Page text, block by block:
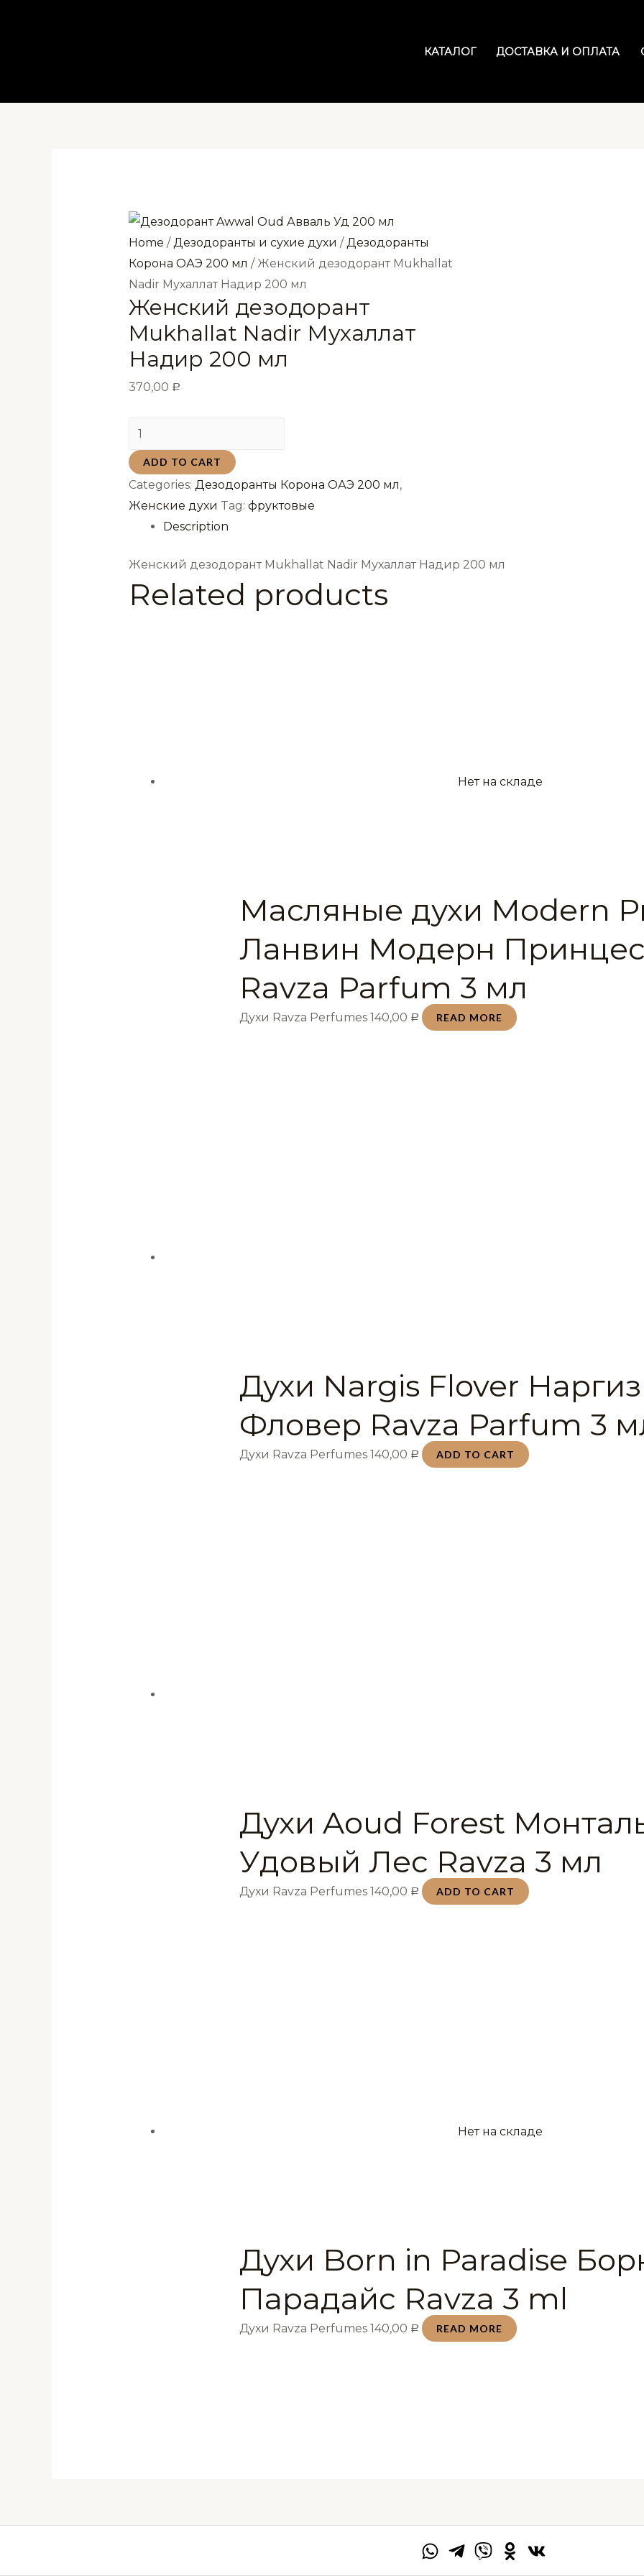
КАТАЛОГ ДОСТАВКА И ОПЛАТА
Home / Дезодоранты и сухие духи / Дезодоранты
Корона ОАЭ 200 мл / Женский дезодорант Mukhallat
Nadir Мухаллат Надир 200 мл
Женский дезодорант
Mukhallat Nadir Мухаллат
Надир 200 мл
370,00 Р
Женский
дезодорант
Mukhallat
Nadir
Мухаллат
Надир
мл
quantity
ADD TO CART
Categories: Дезодоранты Корона ОАЭ 200 мл,
Женские духи Tag: фруктовые
Description
Женский дезодорант Mukhallat Nadir Мухаллат Надир 200 мл
Related products
Нет на складе
Масляные духи Modern
Ланвин Модерн
Ravza Parfum 3 мл
Духи Ravza Perfumes140,00 Р READ MORE
Духи Nargis Flover Наргиз
Фловер Ravza Parfum 3
Духи Ravza Perfumes140,00 Р ADD TO CART
Духи Aoud Forest
Удовый Лес Ravza 3 мл
Духи Ravza Perfumes140,00 Р ADD TO CART
Нет на складе
Духи Born in Paradise
Парадайс Ravza 3 ml
Духи Ravza Perfumes140,00 Р READ MORE